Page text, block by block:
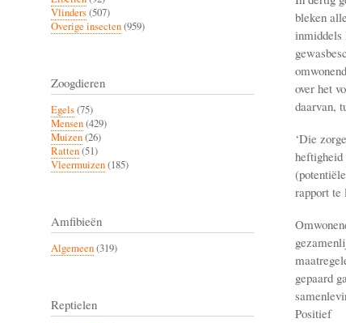
bleken
inmiddels
over het
daarvan,
‘Die
heftigheid
rapport te
gepaard
Positief
Vlinders(507)
Overige insecten(959)
Zoogdieren
Egels(75)
Mensen(429)
Muizen(26)
Ratten(51)
Vleermuizen(185)
Amfibieën
Algemeen(319)
Reptielen